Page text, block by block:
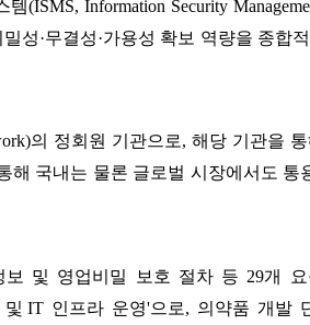
템(ISMS, Information Security
성·무결성·가용성 확보 역량을 종합
의 정회원 기관으로,해당 기관을
해 국내는 물론 글로벌 시장에서도 통
보 및 영업비밀 보호 절차 등 29개
및 IT 인프라 운영'으로, 의약품 개발